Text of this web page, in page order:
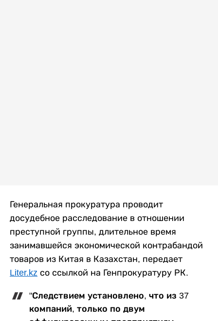
Генеральная прокуратура проводит
досудебное расследование в отношении
преступной группы, длительное время
занимавшейся экономической контрабандой
товаров из Китая в Казахстан, передает
Liter.kz со ссылкой на Генпрокуратуру РК.
"Следствием установлено, что из 37
компаний, только по двум